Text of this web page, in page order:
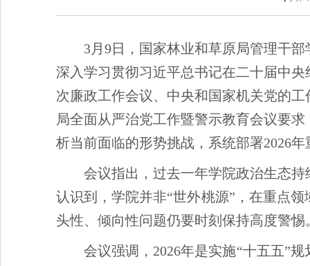
3月9日，国家林业和草原局管理干
深入学习贯彻习近平总书记在二十届中
次廉政工作会议、中央和国家机关党的
局全面从严治党工作暨警示教育会议要
析当前面临的形势挑战，系统部署2026
会议指出，过去一年学院政治生态
认识到，学院并非“世外桃源”，在重点
头性、倾向性问题仍要时刻保持高度警惕
会议强调，2026年是实施“十五五”